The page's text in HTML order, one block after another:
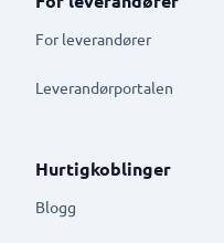
For leverandører
Leverandørportalen
Hurtigkoblinger
Blogg